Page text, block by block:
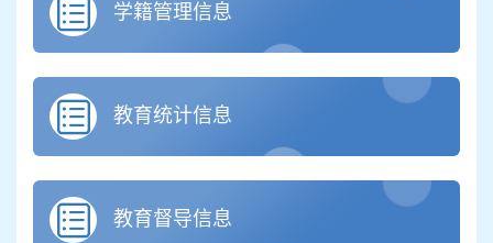
学籍管理信息
教育统计信息
教育督导信息